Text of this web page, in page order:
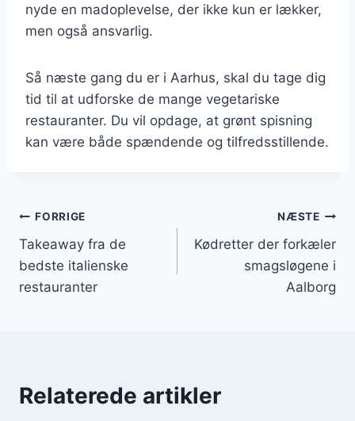
nyde en madoplevelse, der ikke kun er lækker,
men også ansvarlig.
Så næste gang du er i Aarhus, skal du tage dig
tid til at udforske de mange vegetariske
restauranter. Du vil opdage, at grønt spisning
kan være både spændende og tilfredsstillende.
Indlægsnavigation
FORRIGE
Takeaway fra de
bedste italienske
restauranter
NÆSTE
Kødretter der forkæler
smagsløgene i
Aalborg
Relaterede artikler